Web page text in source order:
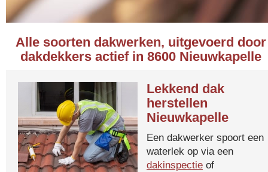
Alle soorten dakwerken, uitgevoerd door
dakdekkers actief in 8600 Nieuwkapelle
Lekkend dak
herstellen
Nieuwkapelle
Een dakwerker spoort een
waterlek op via een
dakinspectie of